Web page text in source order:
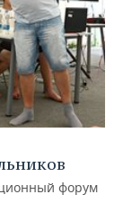
форум